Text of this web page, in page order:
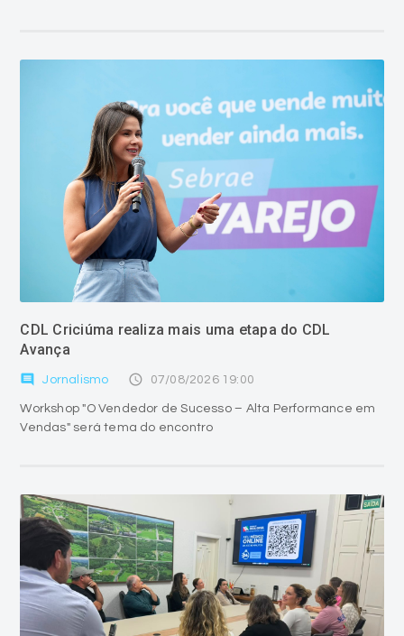
CDL Criciúma realiza mais uma etapa do CDL
Avança
comment Jornalismo access_time 07/08/2026 19:00
Workshop "O Vendedor de Sucesso – Alta Performance em
Vendas" será tema do encontro